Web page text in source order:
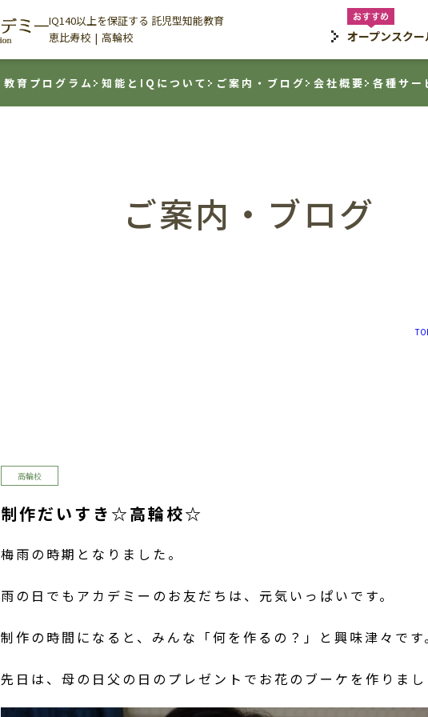
IQ140以上を保証する 託児型知能教育
恵比寿校
高輪校 オープンスクー
教育プログラム 知能とIQについて ご案内・ブログ 会社概要 各種サー
ご案内・ブログ
高輪校
制作だいすき☆高輪校☆
梅雨の時期となりました。
雨の日でもアカデミーのお友だちは、元気いっぱいです。
制作の時間になると、みんな「何を作るの？」と興味津々です
先日は、母の日父の日のプレゼントでお花のブーケを作りま